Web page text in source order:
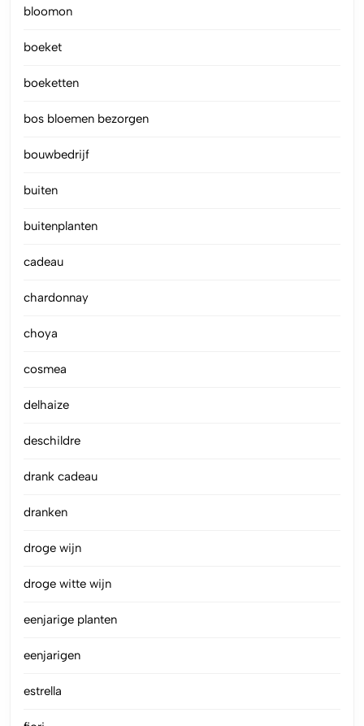
bloomon
boeket
boeketten
bos bloemen bezorgen
bouwbedrijf
buiten
buitenplanten
cadeau
chardonnay
choya
cosmea
delhaize
deschildre
drank cadeau
dranken
droge wijn
droge witte wijn
eenjarige planten
eenjarigen
estrella